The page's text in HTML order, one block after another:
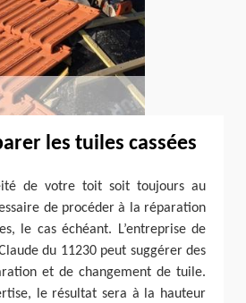
les tuiles cassées
de votre toit soit toujours au
de procéder à la réparation
le cas échéant. L’entreprise de
du 11230 peut suggérer des
et de changement de tuile.
le résultat sera à la hauteur